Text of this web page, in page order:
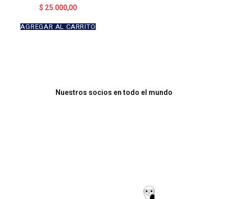
$ 25.000,00
AGREGAR AL CARRITO
Nuestros socios en todo el mundo